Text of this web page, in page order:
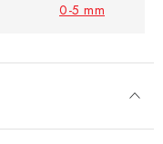
0-5 mm